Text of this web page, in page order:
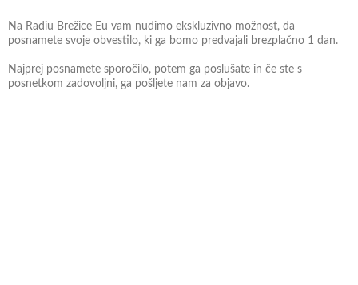
Na Radiu Brežice Eu vam nudimo ekskluzivno možnost, da
posnamete svoje obvestilo, ki ga bomo predvajali brezplačno 1 dan.
Najprej posnamete sporočilo, potem ga poslušate in če ste s
posnetkom zadovoljni, ga pošljete nam za objavo.